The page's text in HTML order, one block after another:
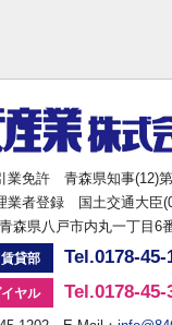
業免許 青森県知事(12)
業者登録 国土交通大臣
森県八戸市内丸一丁目6
貸部 Tel.0178-45-
ヤル Tel.0178-45-